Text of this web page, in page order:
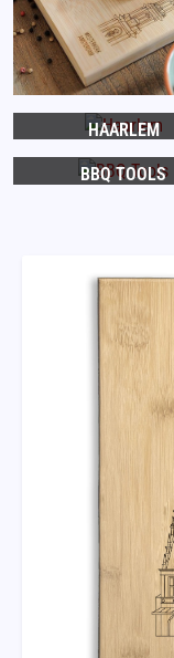
HAARLEM
BBQ TOOLS